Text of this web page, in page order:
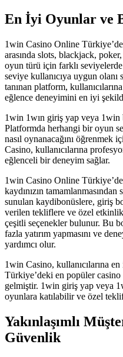
En İyi Oyunlar ve
1win Casino Online
arasında slots, blackjack,
oyun türü için farklı
seviye kullanıcıya uygun
tanınan platform,
eğlence deneyimini en iyi
1win 1wın giriş yap veya
Platformda herhangi bir oyun
nasıl oynanacağını öğrenmek
Casino, kullanıcılarına
eğlenceli bir deneyim sağlar.
1win Casino Online
kaydınızın
sunulan kaydibonüslere, giriş
verilen tekliflere ve özel
çeşitli seçenekler bulunur. Bu
fazla yatırım yapmasını ve
yardımcı olur.
1win Casino, kullanıcılarına
Türkiye’deki en popüler
gelmiştir. 1win giriş yap veya
oyunlara katılabilir ve özel
Yakınlaşımlı
Güvenlik